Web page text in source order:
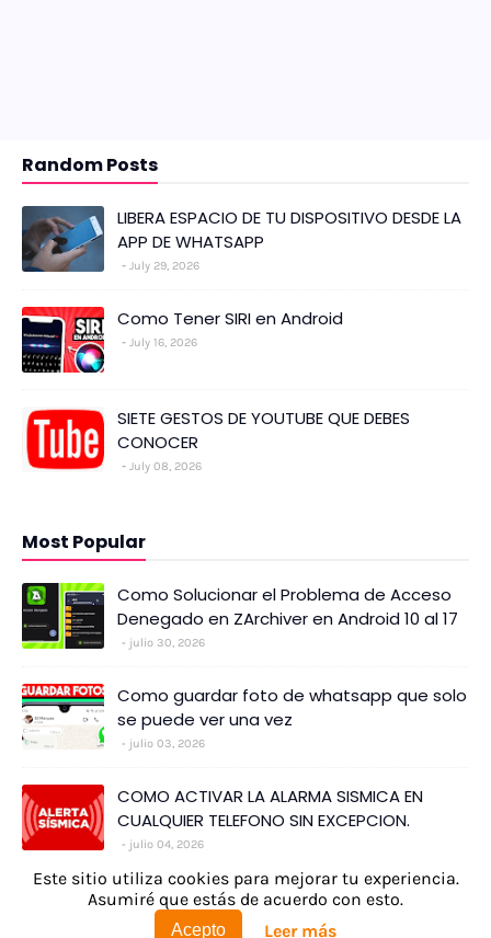
Este sitio utiliza cookies para mejorar tu experiencia.
Asumiré que estás de acuerdo con esto.
Acepto Leer más
Random Posts
LIBERA ESPACIO DE TU DISPOSITIVO DESDE LA
APP DE WHATSAPP
July 29, 2026
Como Tener SIRI en Android
July 16, 2026
SIETE GESTOS DE YOUTUBE QUE DEBES
CONOCER
July 08, 2026
Most Popular
Como Solucionar el Problema de Acceso
Denegado en ZArchiver en Android 10 al 17
julio 30, 2026
Como guardar foto de whatsapp que solo
se puede ver una vez
julio 03, 2026
COMO ACTIVAR LA ALARMA SISMICA EN
CUALQUIER TELEFONO SIN EXCEPCION.
julio 04, 2026
INICIO AVISO LEGAL CONTACTO
Copyright © elandroidhd